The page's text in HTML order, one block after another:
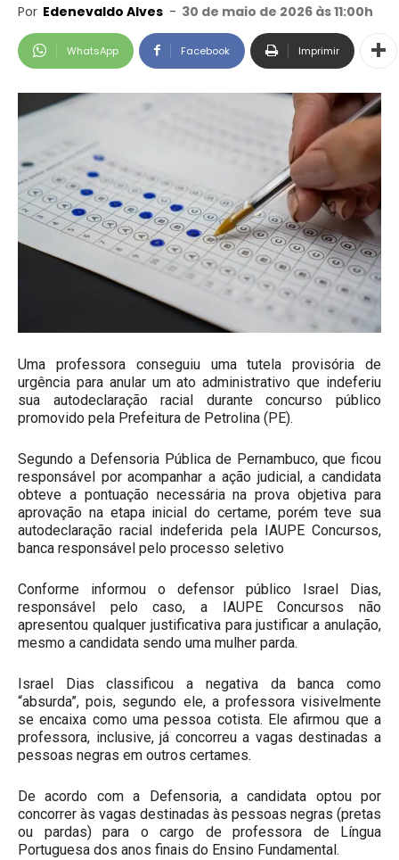
Por Edenevaldo Alves - 30 de maio de 2026 às 11:00h
WhatsApp Facebook Imprimir
Uma professora conseguiu uma tutela provisória de
urgência para anular um ato administrativo que indeferiu
sua autodeclaração racial durante concurso público
promovido pela Prefeitura de Petrolina (PE).
Segundo a Defensoria Pública de Pernambuco, que ficou
responsável por acompanhar a ação judicial, a candidata
obteve a pontuação necessária na prova objetiva para
aprovação na etapa inicial do certame, porém teve sua
autodeclaração racial indeferida pela IAUPE Concursos,
banca responsável pelo processo seletivo
Conforme informou o defensor público Israel Dias,
responsável pelo caso, a IAUPE Concursos não
apresentou qualquer justificativa para justificar a anulação,
mesmo a candidata sendo uma mulher parda.
Israel Dias classificou a negativa da banca como
“absurda”, pois, segundo ele, a professora visivelmente
se encaixa como uma pessoa cotista. Ele afirmou que a
professora, inclusive, já concorreu a vagas destinadas a
pessoas negras em outros certames.
De acordo com a Defensoria, a candidata optou por
concorrer às vagas destinadas às pessoas negras (pretas
ou pardas) para o cargo de professora de Língua
Portuguesa dos anos finais do Ensino Fundamental.